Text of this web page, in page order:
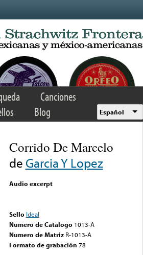
Canciones
Blog Español
Corrido De Marcelo
de Garcia Y Lopez
Audio excerpt
Sello Ideal
Numero de Catalogo 1013-A
Numero de Matriz R-1013-A
Formato de grabación 78